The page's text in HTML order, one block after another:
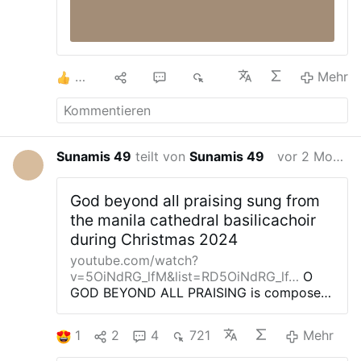
Mehr
Sunamis 49 teilt vonSunamis 49 vor 2 Monaten
God beyond all praising sung from
the manila cathedral basilicachoir
during Christmas 2024
youtube.com/watch?
v=5OiNdRG_lfM&list=RD5OiNdRG_lf… O
GOD BEYOND ALL PRAISING is composed
song is performed by the Manila Cathedral
Basilica Choir during the Christmas Mass
2024 It serves as the Offertory Song
1 2 4 721 Mehr